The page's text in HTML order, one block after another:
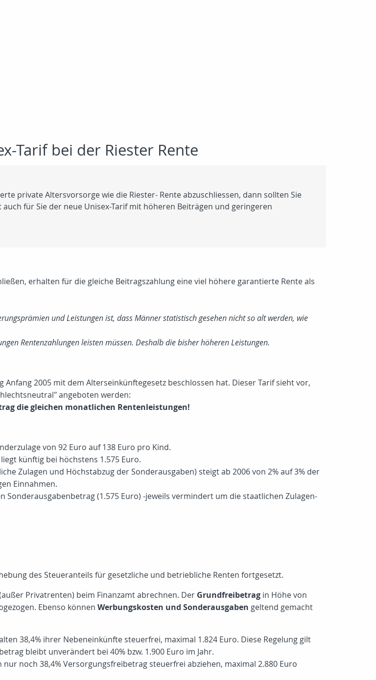
Tarif bei der Riester Rente
private Altersvorsorge wie die Riester- Rente abzuschliessen, dann sollten Sie
für Sie der neue Unisex-Tarif mit höheren Beiträgen und geringeren
erhalten für die gleiche Beitragszahlung eine viel höhere garantierte Rente als
und Leistungen ist, dass Männer statistisch gesehen nicht so alt werden, wie
Rentenzahlungen leisten müssen. Deshalb die bisher höheren Leistungen.
2005 mit dem Alterseinkünftegesetz beschlossen hat. Dieser Tarif sieht vor,
angeboten werden:
die gleichen monatlichen Rentenleistungen!
von 92 Euro auf 138 Euro pro Kind.
künftig bei höchstens 1.575 Euro.
Zulagen und Höchstabzug der Sonderausgaben) steigt ab 2006 von 2% auf 3% der
Einnahmen.
Sonderausgabenbetrag (1.575 Euro) -jeweils vermindert um die staatlichen Zulagen-
des Steueranteils für gesetzliche und betriebliche Renten fortgesetzt.
Privatrenten) beim Finanzamt abrechnen. Der Grundfreibetrag in Höhe von
Ebenso können Werbungskosten und Sonderausgaben geltend gemacht
38,4% ihrer Nebeneinkünfte steuerfrei, maximal 1.824 Euro. Diese Regelung gilt
bleibt unverändert bei 40% bzw. 1.900 Euro im Jahr.
noch 38,4% Versorgungsfreibetrag steuerfrei abziehen, maximal 2.880 Euro